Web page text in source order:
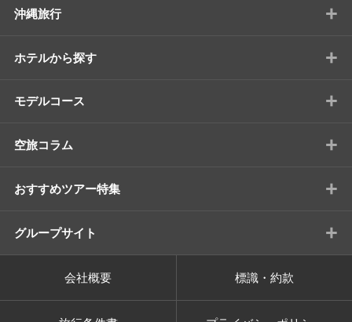
沖縄旅行 +
ホテルから探す +
モデルコース +
空旅コラム +
おすすめツアー特集 +
グループサイト +
会社概要 標識・約款